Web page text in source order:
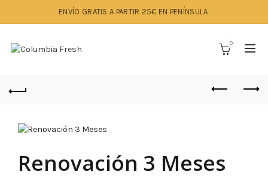
ENVÍO GRATIS A PARTIR 25€ EN PENÍNSULA.
0
Renovación 3 Meses